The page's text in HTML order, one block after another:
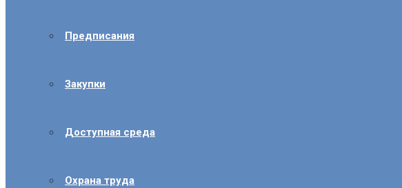
Предписания
Закупки
Доступная среда
Охрана труда